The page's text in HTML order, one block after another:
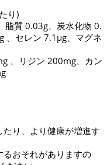
り)
脂質 0.03g、炭水化物 0.
、セレン 7.1μg、マグネ
、リジン 200mg、カン
り、より健康が増進す
おそれがありますの